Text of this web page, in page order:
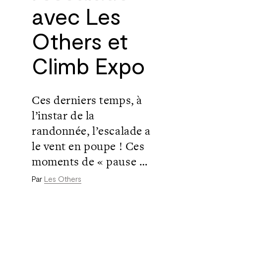
avec Les
Others et
Climb Expo
Ces derniers temps, à
l’instar de la
randonnée, l’escalade a
le vent en poupe ! Ces
moments de « pause »
où l’on profite de la
Par Les Others